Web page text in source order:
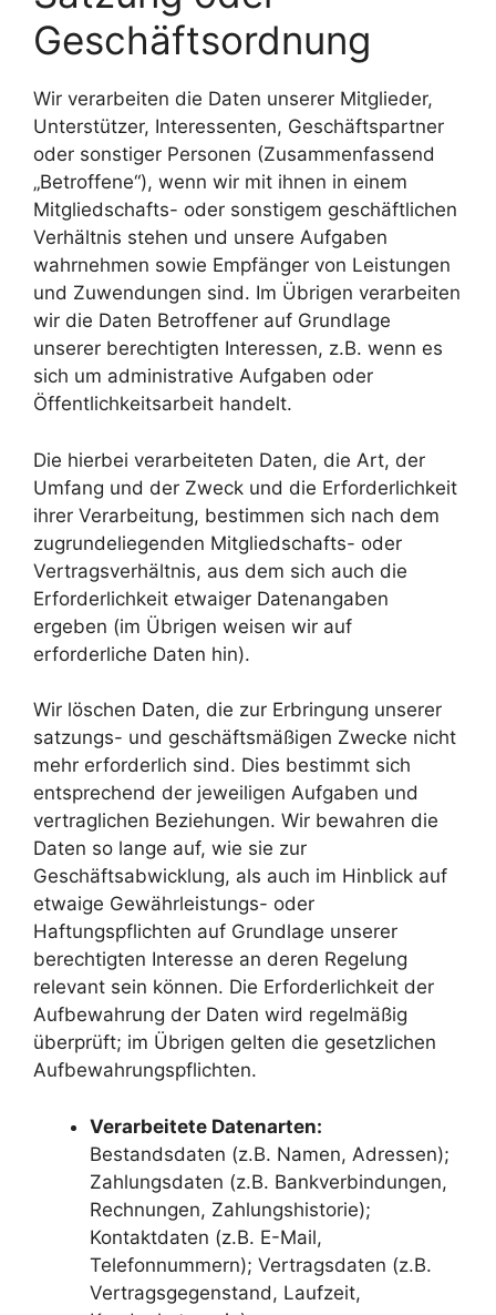
Geschäftsordnung
Wir verarbeiten die Daten unserer Mitglieder,
Unterstützer, Interessenten, Geschäftspartner
oder sonstiger Personen (Zusammenfassend
„Betroffene“), wenn wir mit ihnen in einem
Mitgliedschafts- oder sonstigem geschäftlichen
Verhältnis stehen und unsere Aufgaben
wahrnehmen sowie Empfänger von Leistungen
und Zuwendungen sind. Im Übrigen verarbeiten
wir die Daten Betroffener auf Grundlage
unserer berechtigten Interessen, z.B. wenn es
sich um administrative Aufgaben oder
Öffentlichkeitsarbeit handelt.
Die hierbei verarbeiteten Daten, die Art, der
Umfang und der Zweck und die Erforderlichkeit
ihrer Verarbeitung, bestimmen sich nach dem
zugrundeliegenden Mitgliedschafts- oder
Vertragsverhältnis, aus dem sich auch die
Erforderlichkeit etwaiger Datenangaben
ergeben (im Übrigen weisen wir auf
erforderliche Daten hin).
Wir löschen Daten, die zur Erbringung unserer
satzungs- und geschäftsmäßigen Zwecke nicht
mehr erforderlich sind. Dies bestimmt sich
entsprechend der jeweiligen Aufgaben und
vertraglichen Beziehungen. Wir bewahren die
Daten so lange auf, wie sie zur
Geschäftsabwicklung, als auch im Hinblick auf
etwaige Gewährleistungs- oder
Haftungspflichten auf Grundlage unserer
berechtigten Interesse an deren Regelung
relevant sein können. Die Erforderlichkeit der
Aufbewahrung der Daten wird regelmäßig
überprüft; im Übrigen gelten die gesetzlichen
Aufbewahrungspflichten.
Verarbeitete Datenarten:
Bestandsdaten (z.B. Namen, Adressen);
Zahlungsdaten (z.B. Bankverbindungen,
Rechnungen, Zahlungshistorie);
Kontaktdaten (z.B. E-Mail,
Telefonnummern); Vertragsdaten (z.B.
Vertragsgegenstand, Laufzeit,